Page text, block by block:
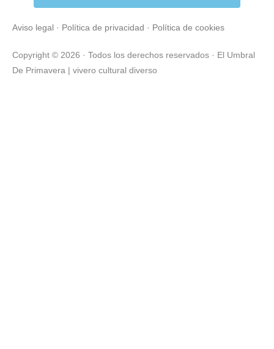
o
-
f
r
r
a
m
Aviso legal · Política de privacidad · Política de cookies
Copyright © 2026 · Todos los derechos reservados · El Umbral
De Primavera | vivero cultural diverso